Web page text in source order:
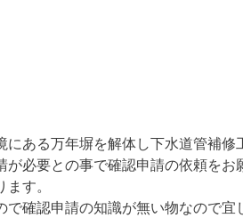
にある万年塀を解体し下水道管補
が必要との事で確認申請の依頼をお
す。
で確認申請の知識が無い物なので宜